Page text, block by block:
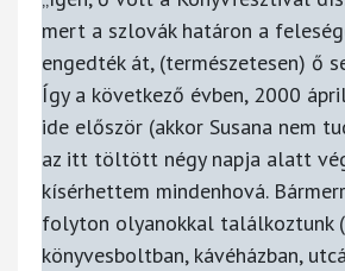
mert a szlovák határon a
engedték át, (természetesen) ő
Így a következő évben, 2000
ide először (akkor Susana nem
az itt töltött négy napja alatt
kísérhettem mindenhová.
folyton olyanokkal találkoztunk
könyvesboltban, kávéházban,